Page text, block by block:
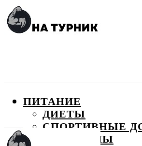
ПИТАНИЕ
ДИЕТЫ
СПОРТИВНЫЕ
ВИТАМИНЫ